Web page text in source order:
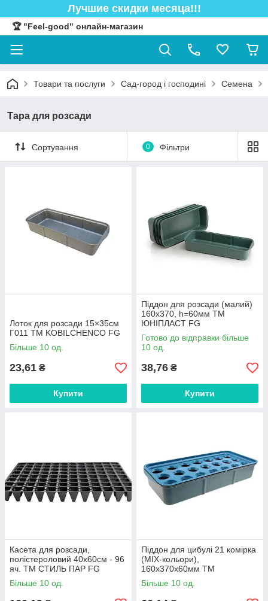
Лучшие скидки месяца!!!
🏆 "Feel-good" онлайн-магазин
Товари та послуги Сад-город і господині Семена
Тара для розсади
Сортування 0 Фільтри
Лоток для розсади 15×35см
Г011 ТМ KOBILCHENCO FG
Більше 10 од.
23,61 ₴
Купити
Піддон для розсади (малий)
160х370, h=60мм ТМ
ЮНІПЛАСТ FG
Готово до відправки більше
10 од.
38,76 ₴
Купити
Касета для розсади,
полістероловий 40х60см - 96
яч. ТМ СТИЛЬ ПАР FG
Більше 10 од.
Пiддон для цибулі 21 комірка
(MIX-кольори),
160х370х60мм ТМ
ЮНІПЛАСТ FG
Більше 10 од.